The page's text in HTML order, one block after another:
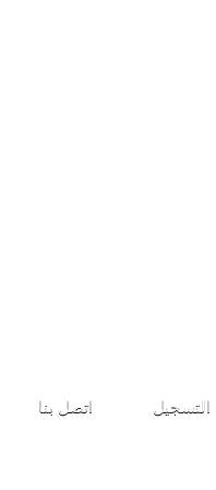
التسجيل اتصل بنا